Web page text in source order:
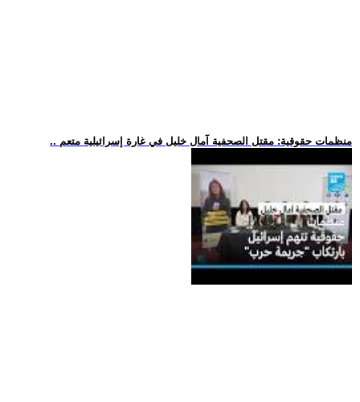
.. منظمات حقوقية: مقتل الصحفية آمال خليل في غارة إسرائيلية متعم